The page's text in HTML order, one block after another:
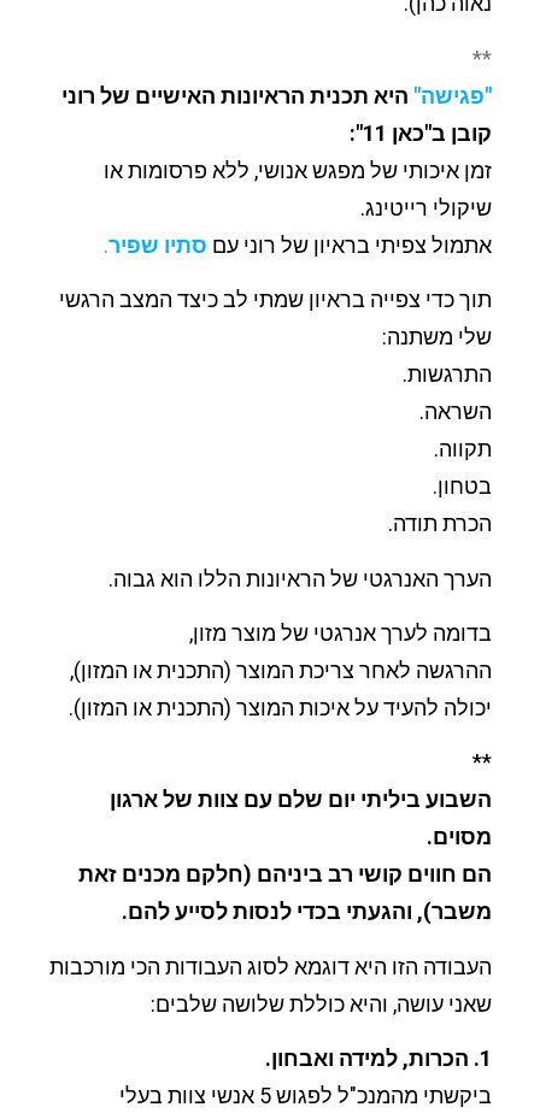
**
"פגישה" היא תכנית הראיונות האישיים של רוני
קובן ב"כאן 11":
זמן איכותי של מפגש אנושי, ללא פרסומות או
שיקולי רייטינג.
אתמול צפיתי בראיון של רוני עם סתיו שפיר.
תוך כדי צפייה בראיון שמתי לב כיצד המצב הרגשי
שלי משתנה:
התרגשות.
השראה.
תקווה.
בטחון.
הכרת תודה.
הערך האנרגטי של הראיונות הללו הוא גבוה.
בדומה לערך אנרגטי של מוצר מזון,
ההרגשה לאחר צריכת המוצר (התכנית או המזון),
יכולה להעיד על איכות המוצר (התכנית או המזון).
**
השבוע ביליתי יום שלם עם צוות של ארגון
מסוים.
הם חווים קושי רב ביניהם (חלקם מכנים זאת
משבר), והגעתי בכדי לנסות לסייע להם.
העבודה הזו היא דוגמא לסוג העבודות הכי מורכבות
שאני עושה, והיא כוללת שלושה שלבים:
1. הכרות, למידה ואבחון.
ביקשתי מהמנכ"ל לפגוש 5 אנשי צוות בעלי